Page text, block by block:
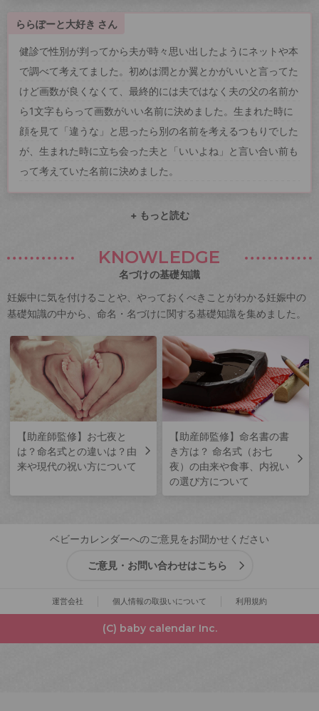
ららぽーと大好き さん
健診で性別が判ってから夫が時々思い出したようにネットや本
で調べて考えてました。初めは潤とか翼とかがいいと言ってた
けど画数が良くなくて、最終的には夫ではなく夫の父の名前か
ら1文字もらって画数がいい名前に決めました。生まれた時に
顔を見て「違うな」と思ったら別の名前を考えるつもりでした
が、生まれた時に立ち会った夫と「いいよね」と言い合い前も
って考えていた名前に決めました。
+ もっと読む
KNOWLEDGE
名づけの基礎知識
妊娠中に気を付けることや、やっておくべきことがわかる妊娠中の
基礎知識の中から、命名・名づけに関する基礎知識を集めました。
【助産師監修】お七夜と
は？命名式との違いは？由
来や現代の祝い方について
【助産師監修】命名書の書
き方は？ 命名式（お七
夜）の由来や食事、内祝い
の選び方について
ベビーカレンダーへのご意見をお聞かせください
ご意見・お問い合わせはこちら
運営会社 個人情報の取扱いについて 利用規約
(C) baby calendar Inc.